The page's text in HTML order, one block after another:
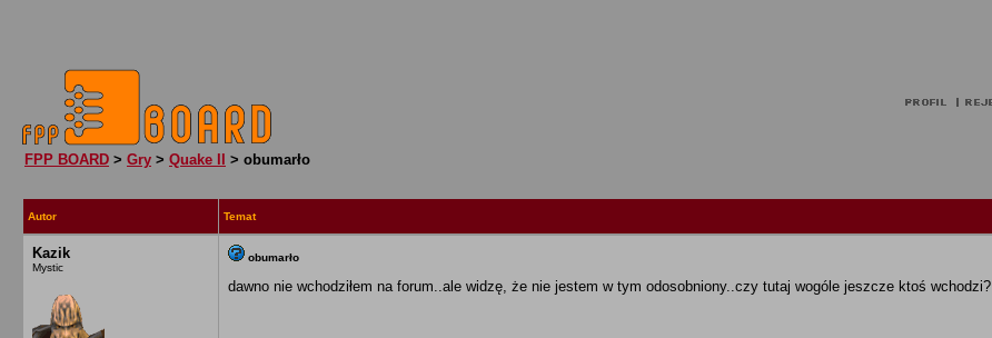
FPP BOARD > Gry > Quake II > obumarło
Autor Temat
Kazik
Mystic
obumarło
dawno nie wchodziłem na forum..ale widzę, że nie jestem w tym odosobniony..czy tutaj wogóle jeszcze ktoś wchodzi?